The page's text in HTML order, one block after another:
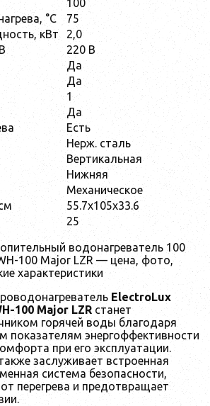
100
°С
75
кВт
2,0
220 В
Да
Да
1
Да
Есть
Нерж. сталь
Вертикальная
Нижняя
Механическое
55.7x105x33.6
25
водонагреватель 100
100 Major LZR — цена, фото,
характеристики
ElectroLux
100 Major LZR станет
горячей воды благодаря
показателям энергоффективности
при его эксплуатации.
заслуживает встроенная
система безопасности,
перегрева и предотвращает